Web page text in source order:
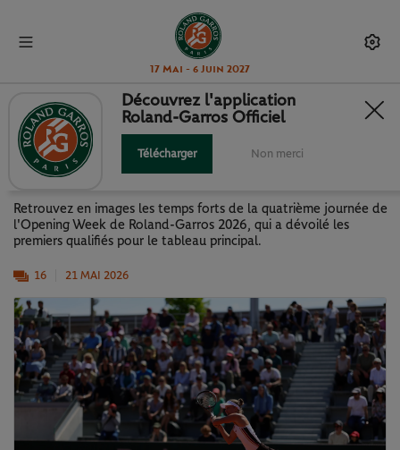
17 Mai - 6 Juin 2027
OPENING WEEK : LA J4 EN
IMAGES
Retrouvez en images les temps forts de la quatrième journée de
l'Opening Week de Roland-Garros 2026, qui a dévoilé les
premiers qualifiés pour le tableau principal.
16 21 MAI 2026
Découvrez l'application
Roland-Garros Officiel
Télécharger Non merci